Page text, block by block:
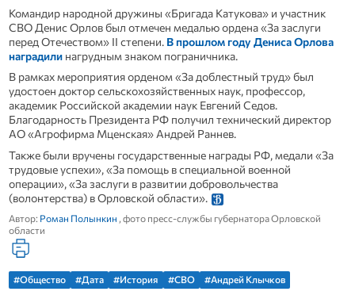
Командир народной дружины «Бригада Катукова» и участник
СВО Денис Орлов был отмечен медалью ордена «За заслуги
перед Отечеством» II степени. В прошлом году Дениса Орлова
наградилинагрудным знаком пограничника.
В рамках мероприятия орденом «За доблестный труд» был
удостоен доктор сельскохозяйственных наук, профессор,
академик Российской академии наук Евгений Седов.
Благодарность Президента РФ получил технический директор
АО «Агрофирма Мценская» Андрей Раннев.
Также были вручены государственные награды РФ, медали «За
трудовые успехи», «За помощь в специальной военной
операции», «За заслуги в развитии добровольчества
(волонтерства) в Орловской области».
Автор: Роман Полынкин , фото пресс-службы губернатора Орловской
области
#Общество #Дата #История #СВО #Андрей Клычков